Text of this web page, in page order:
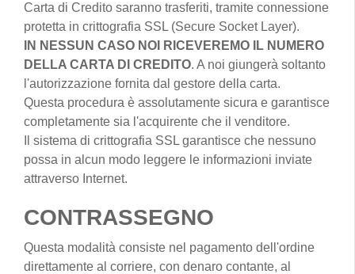
Carta di Credito saranno trasferiti, tramite connessione
protetta in crittografia SSL (Secure Socket Layer).
IN NESSUN CASO NOI RICEVEREMO IL NUMERO
DELLA CARTA DI CREDITO. A noi giungerà soltanto
l'autorizzazione fornita dal gestore della carta.
Questa procedura è assolutamente sicura e garantisce
completamente sia l'acquirente che il venditore.
Il sistema di crittografia SSL garantisce che nessuno
possa in alcun modo leggere le informazioni inviate
attraverso Internet.
CONTRASSEGNO
Questa modalità consiste nel pagamento dell'ordine
direttamente al corriere, con denaro contante, al